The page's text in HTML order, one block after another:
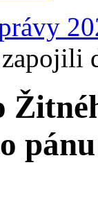
pánu